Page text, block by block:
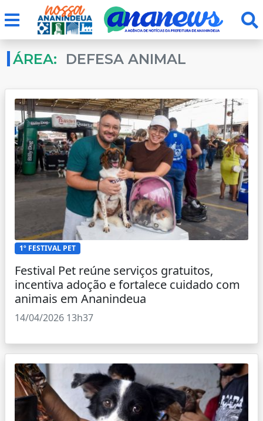
ÁREA: DEFESA ANIMAL
1º FESTIVAL PET
Festival Pet reúne serviços gratuitos,
incentiva adoção e fortalece cuidado com
animais em Ananindeua
14/04/2026 13h37